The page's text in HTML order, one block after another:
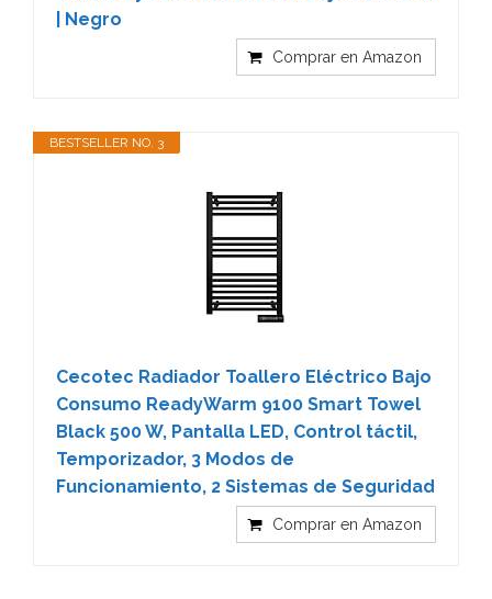
| Negro
Comprar en Amazon
BESTSELLER NO. 3
Cecotec Radiador Toallero Eléctrico Bajo
Consumo ReadyWarm 9100 Smart Towel
Black 500 W, Pantalla LED, Control táctil,
Temporizador, 3 Modos de
Funcionamiento, 2 Sistemas de Seguridad
Comprar en Amazon